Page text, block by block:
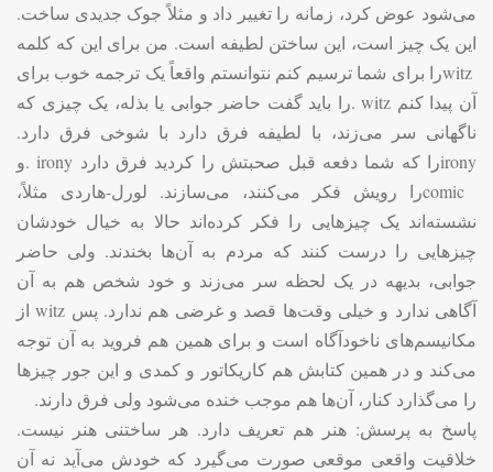
می‌شود عوض کرد، زمانه را تغییر داد و مثلاً جوک جدیدی ساخت.
این یک چیز است، این ساختن لطیفه است. من برای این که کلمه
witzرا برای شما ترسیم کنم نتوانستم واقعاً یک ترجمه خوب برای
آن پیدا کنم . witzرا باید گفت حاضر جوابی یا بذله، یک چیزی که
ناگهانی سر می‌زند، با لطیفه فرق دارد با شوخی فرق دارد.
ironyرا که شما دفعه قبل صحبتش را کردید فرق دارد . ironyو
comicرا رویش فکر می‌کنند، می‌سازند. لورل-هاردی مثلاً،
نشسته‌اند یک چیزهایی را فکر کرده‌اند حالا به خیال خودشان
چیزهایی را درست کنند که مردم به آن‌ها بخندند. ولی حاضر
جوابی، بدیهه در یک لحظه سر می‌زند و خود شخص هم به آن
آگاهی ندارد و خیلی وقت‌ها قصد و غرضی هم ندارد. پس witz از
مکانیسم‌های ناخودآگاه است و برای همین هم فروید به آن توجه
می‌کند و در همین کتابش هم کاریکاتور و کمدی و این جور چیزها
را می‌گذارد کنار، آن‌ها هم موجب خنده می‌شود ولی فرق دارند.
پاسخ به پرسش: هنر هم تعریف دارد. هر ساختنی هنر نیست.
خلاقیت واقعی موقعی صورت می‌گیرد که خودش می‌آید نه آن